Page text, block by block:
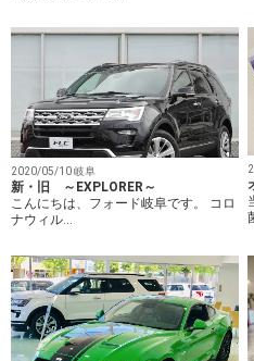
2020/05/10 岐阜
新・旧 ～EXPLORER～
こんにちは、フォード岐阜です。 コロ
ナウィル…